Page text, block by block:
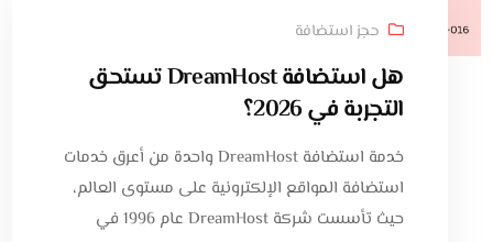
حجز استضافة
هل استضافة DreamHost تستحق
التجربة في 2026؟
خدمة استضافة DreamHost واحدة من أعرق خدمات
استضافة المواقع الإلكترونية على مستوى العالم،
حيث تأسست شركة DreamHost عام 1996 في